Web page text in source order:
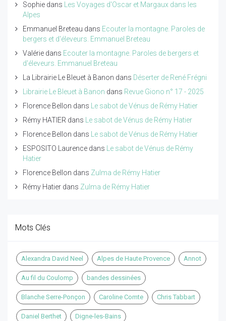
Sophie dans
Les Voyages d'Oscar et Margaux dans les
Alpes
Emmanuel Breteau dans Ecouter la montagne. Paroles de
bergers et d'éleveurs. Emmanuel Breteau
Valérie dans Ecouter la montagne. Paroles de bergers et
d'éleveurs. Emmanuel Breteau
La Librairie Le Bleuet à Banon dans Déserter de René Frégni
Librairie Le Bleuet à Banon dans Revue Giono n° 17 - 2025
Florence Bellon dans
Le sabot de Vénus de Rémy Hatier
Rémy HATIER dans
Le sabot de Vénus de Rémy Hatier
Florence Bellon dans
Le sabot de Vénus de Rémy Hatier
ESPOSITO Laurence dans
Le sabot de Vénus de Rémy
Hatier
Florence Bellon dans Zulma de Rémy Hatier
Rémy Hatier dans Zulma de Rémy Hatier
Mots Clés
Alexandra David Neel Alpes de Haute Provence Annot
Au fil du Coulomp bandes dessinées
Blanche Serre-Ponçon Caroline Comte Chris Tabbart
Daniel Berthet Digne-les-Bains